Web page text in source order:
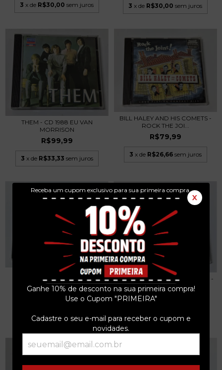
Receba um cupom exclusivo para sua primeira compra.
X
Ganhe 10% de desconto na sua primeira compra!
Use o Cupom "PRIMEIRA"
Cadastre o seu e-mail para receber o cupom e
novidades.
3 x de R$30,00 sem juros 3 x de R$30,00 sem juros
THEM - CD 1988 EU VAN
MORRISON
R$99,99
3 x de R$33,33 sem juros
BILL HALEY AND HIS COMETS -
ROCK THE JOI...
R$79,99
3 x de R$26,66 sem juros
THE ROLLING STONES - IT'S
ONLY ROCK...
R$89,99
JIMI HENDRIX - LIGHTNIN' ROD -
BUDD...
R$99,99
x de